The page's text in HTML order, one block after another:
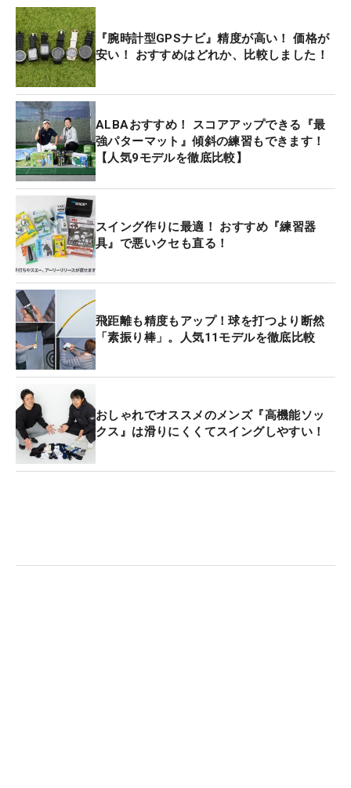
『腕時計型GPSナビ』精度が高い！ 価格が
安い！ おすすめはどれか、比較しました！
ALBAおすすめ！ スコアアップできる『最
強パターマット』傾斜の練習もできます！
【人気9モデルを徹底比較】
スイング作りに最適！ おすすめ『練習器
具』で悪いクセも直る！
飛距離も精度もアップ！球を打つより断然
「素振り棒」。人気11モデルを徹底比較
おしゃれでオススメのメンズ『高機能ソッ
クス』は滑りにくくてスイングしやすい！